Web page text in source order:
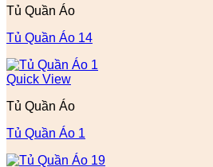
Tủ Quần Áo
Tủ Quần Áo 14
Quick View
Tủ Quần Áo
Tủ Quần Áo 1